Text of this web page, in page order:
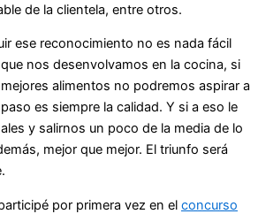
de la clientela, entre otros.
ese reconocimiento no es nada fácil
nos desenvolvamos en la cocina, si
alimentos no podremos aspirar a
es siempre la calidad. Y si a eso le
y salirnos un poco de la media de lo
mejor que mejor. El triunfo será
por primera vez en el concurso